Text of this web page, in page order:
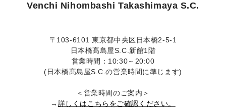
Venchi Nihombashi Takashimaya S.C.
〒103-6101 東京都中央区日本橋2-5-1
日本橋髙島屋S.C.新館1階
営業時間：10:30～20:00
(日本橋髙島屋S.C.の営業時間に準じます)
＜営業時間のご案内＞
→ 詳しくはこちらをご確認ください。